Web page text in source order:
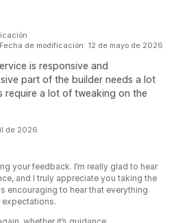
Fecha de modificación: 12 de mayo de 2026
is responsive and
part of the builder needs a lot
require a lot of tweaking on the
de 2026
your feedback. I’m really glad to hear
and I truly appreciate you taking the
encouraging to hear that everything